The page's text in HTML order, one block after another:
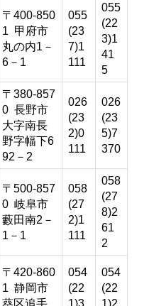
〒400-850
1 甲府市
丸の内1－
6－1
055
(23
7)1
111
055
(22
3)1
41
5
〒380-857
0 長野市
大字南長
野字幅下6
92－2
026
(23
2)0
111
026
(23
5)7
370
〒500-857
0 岐阜市
藪田南2－
1－1
058
(27
2)1
111
058
(27
8)2
61
2
〒420-860
1 静岡市
葵区追手
054
(22
1)3
054
(22
1)2